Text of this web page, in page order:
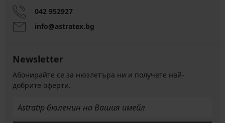
042 952927
info@astratex.bg
Newsletter
Абонирайте се за нюзлетъра ни и получете най-
добрите оферти.